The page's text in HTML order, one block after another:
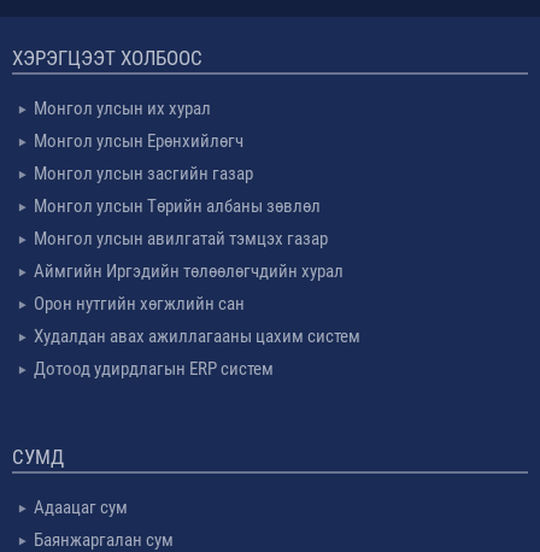
ХЭРЭГЦЭЭТ ХОЛБООС
Монгол улсын их хурал
Монгол улсын Ерөнхийлөгч
Монгол улсын засгийн газар
Монгол улсын Төрийн албаны зөвлөл
Монгол улсын авилгатай тэмцэх газар
Аймгийн Иргэдийн төлөөлөгчдийн хурал
Орон нутгийн хөгжлийн сан
Худалдан авах ажиллагааны цахим систем
Дотоод удирдлагын ERP систем
СУМД
Адаацаг сум
Баянжаргалан сум